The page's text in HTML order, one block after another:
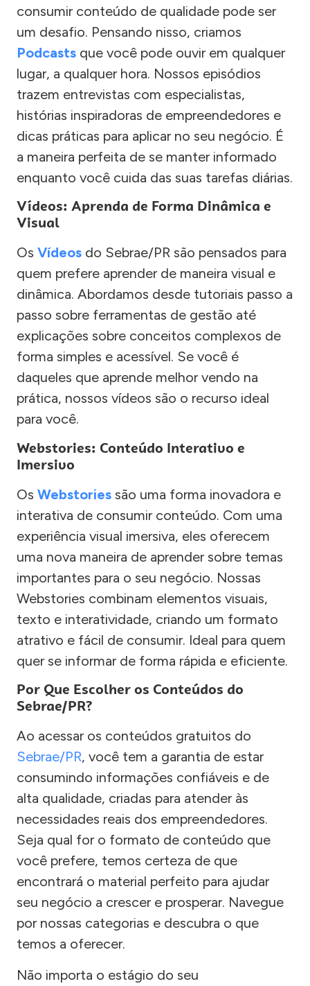
consumir conteúdo de qualidade pode ser
um desafio. Pensando nisso, criamos
Podcasts que você pode ouvir em qualquer
lugar, a qualquer hora. Nossos episódios
trazem entrevistas com especialistas,
histórias inspiradoras de empreendedores e
dicas práticas para aplicar no seu negócio. É
a maneira perfeita de se manter informado
enquanto você cuida das suas tarefas diárias.
Vídeos: Aprenda de Forma Dinâmica e
Visual
Os Vídeos do Sebrae/PR são pensados para
quem prefere aprender de maneira visual e
dinâmica. Abordamos desde tutoriais passo a
passo sobre ferramentas de gestão até
explicações sobre conceitos complexos de
forma simples e acessível. Se você é
daqueles que aprende melhor vendo na
prática, nossos vídeos são o recurso ideal
para você.
Webstories: Conteúdo Interativo e
Imersivo
Os Webstories são uma forma inovadora e
interativa de consumir conteúdo. Com uma
experiência visual imersiva, eles oferecem
uma nova maneira de aprender sobre temas
importantes para o seu negócio. Nossas
Webstories combinam elementos visuais,
texto e interatividade, criando um formato
atrativo e fácil de consumir. Ideal para quem
quer se informar de forma rápida e eficiente.
Por Que Escolher os Conteúdos do
Sebrae/PR?
Ao acessar os conteúdos gratuitos do
Sebrae/PR, você tem a garantia de estar
consumindo informações confiáveis e de
alta qualidade, criadas para atender às
necessidades reais dos empreendedores.
Seja qual for o formato de conteúdo que
você prefere, temos certeza de que
encontrará o material perfeito para ajudar
seu negócio a crescer e prosperar. Navegue
por nossas categorias e descubra o que
temos a oferecer.
Não importa o estágio do seu